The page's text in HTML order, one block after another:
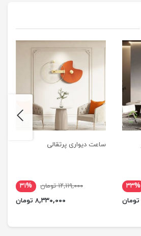
۳۳%
ساعت دیواری پرتقالی
۱۲,۱۱۹,۰۰۰ تومان
۳۱%
۸,۳۳۰,۰۰۰ تومان